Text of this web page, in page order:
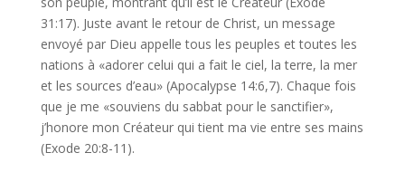
31:17). Juste avant le retour de Christ, un message
envoyé par Dieu appelle tous les peuples et toutes les
nations à «adorer celui qui a fait le ciel, la terre, la mer
et les sources d’eau» (Apocalypse 14:6,7). Chaque fois
que je me «souviens du sabbat pour le sanctifier»,
j’honore mon Créateur qui tient ma vie entre ses mains
(Exode 20:8-11).